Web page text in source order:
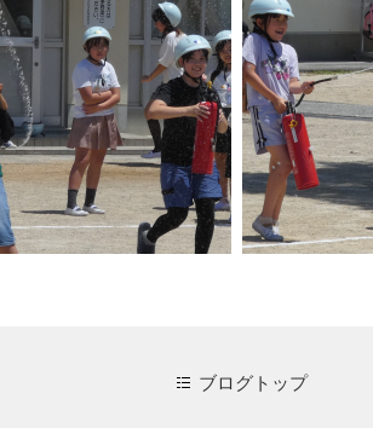
ブログトップ